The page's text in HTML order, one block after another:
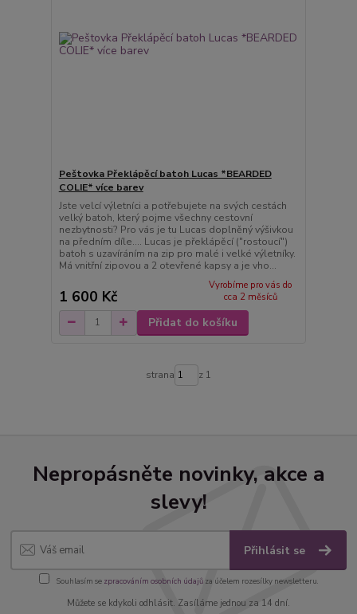
Peštovka Překlápěcí batoh Lucas *BEARDED
COLIE* více barev
Jste velcí výletníci a potřebujete na svých cestách
velký batoh, který pojme všechny cestovní
nezbytnosti? Pro vás je tu Lucas doplněný výšivkou
na předním díle.... Lucas je překlápěcí ("rostoucí")
batoh s uzavíráním na zip pro malé i velké výletníky.
Má vnitřní zipovou a 2 otevřené kapsy a je vho...
1 600 Kč
Vyrobíme pro vás do
cca 2 měsíců
Přidat do košíku
strana z 1
Nepropásněte novinky, akce a
slevy!
Přihlásit se
Souhlasím se zpracováním osobních údajůza účelem rozesílky newsletteru.
Můžete se kdykoli odhlásit. Zasíláme jednou za 14 dní.